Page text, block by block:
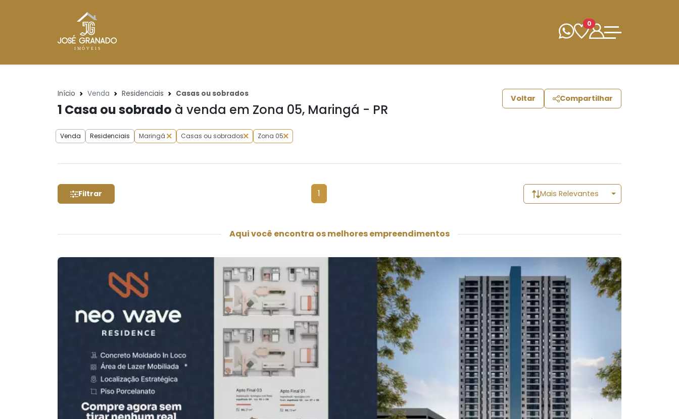
0
Início Venda Residenciais Casas ou sobrados
1 Casa ou sobrado à venda em Zona 05, Maringá - PR
Voltar Compartilhar
Venda Residenciais Maringá Casas ou sobrados Zona 05
Filtrar 1 Mais Relevantes
Aqui você encontra os melhores empreendimentos